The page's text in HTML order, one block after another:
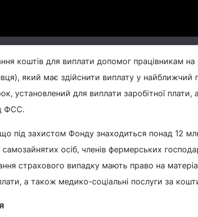
коштів для виплати допомог працівникам на
який має здійснити виплату у найближчий
установлений для виплати заробітної плати,
ФСС.
під захистом Фонду знаходиться понад 12 млн
самозайнятих осіб, членів фермерських
страхового випадку мають право на
а також медико-соціальні послуги за